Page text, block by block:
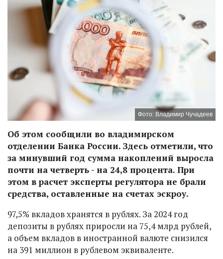
Фото: Владимир Чучадеев
Об этом сообщили во владимирском
отделении Банка России. Здесь отметили, что
за минувший год сумма накоплений выросла
почти на четверть - на 24,8 процента. При
этом в расчет эксперты регулятора не брали
средства, оставленные на счетах эскроу.
97,5% вкладов хранятся в рублях. За 2024 год
депозиты в рублях приросли на 75,4 млрд рублей,
а объем вкладов в иностранной валюте снизился
на 391 миллион в рублевом эквиваленте.